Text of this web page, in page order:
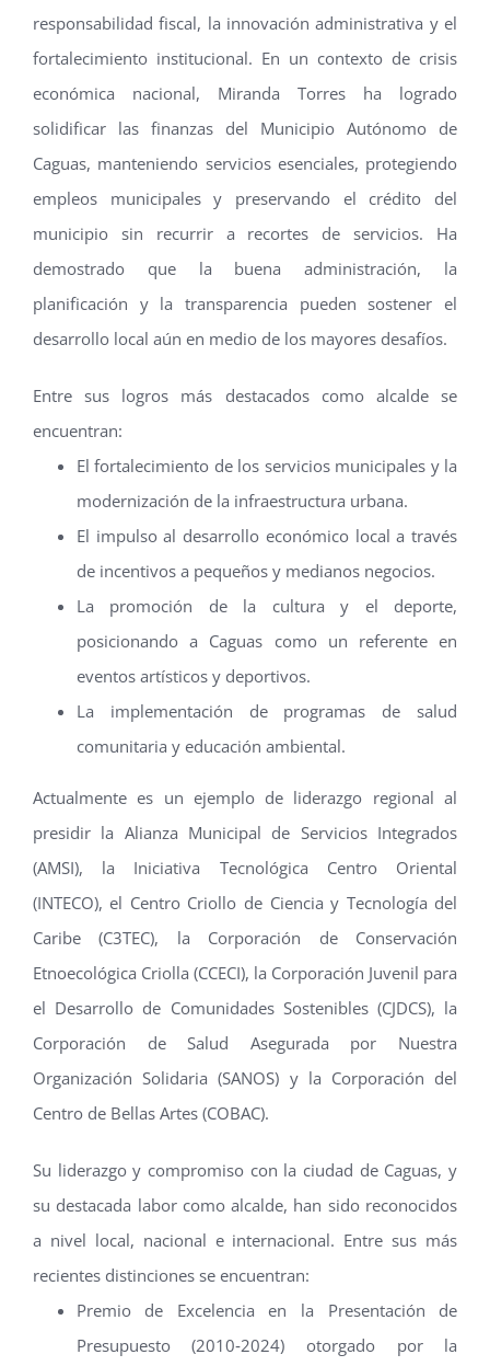
responsabilidad fiscal, la innovación administrativa y el
fortalecimiento institucional. En un contexto de crisis
económica nacional, Miranda Torres ha logrado
solidificar las finanzas del Municipio Autónomo de
Caguas, manteniendo servicios esenciales, protegiendo
empleos municipales y preservando el crédito del
municipio sin recurrir a recortes de servicios. Ha
demostrado que la buena administración, la
planificación y la transparencia pueden sostener el
desarrollo local aún en medio de los mayores desafíos.
Entre sus logros más destacados como alcalde se
encuentran:
El fortalecimiento de los servicios municipales y la
modernización de la infraestructura urbana.
El impulso al desarrollo económico local a través
de incentivos a pequeños y medianos negocios.
La promoción de la cultura y el deporte,
posicionando a Caguas como un referente en
eventos artísticos y deportivos.
La implementación de programas de salud
comunitaria y educación ambiental.
Actualmente es un ejemplo de liderazgo regional al
presidir la Alianza Municipal de Servicios Integrados
(AMSI), la Iniciativa Tecnológica Centro Oriental
(INTECO), el Centro Criollo de Ciencia y Tecnología del
Caribe (C3TEC), la Corporación de Conservación
Etnoecológica Criolla (CCECI), la Corporación Juvenil para
el Desarrollo de Comunidades Sostenibles (CJDCS), la
Corporación de Salud Asegurada por Nuestra
Organización Solidaria (SANOS) y la Corporación del
Centro de Bellas Artes (COBAC).
Su liderazgo y compromiso con la ciudad de Caguas, y
su destacada labor como alcalde, han sido reconocidos
a nivel local, nacional e internacional. Entre sus más
recientes distinciones se encuentran:
Premio de Excelencia en la Presentación de
Presupuesto (2010‑2024) otorgado por la